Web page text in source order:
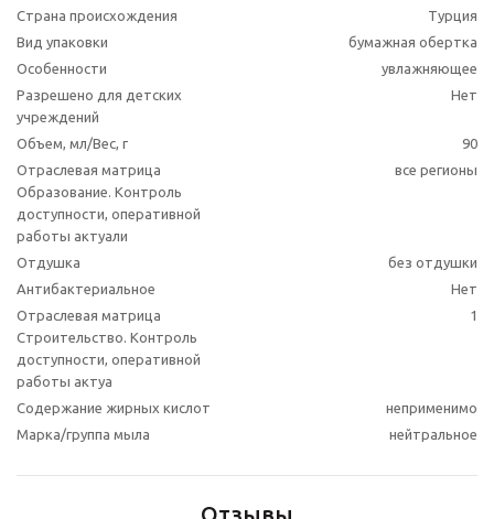
Страна происхождения
Турция
Вид упаковки
бумажная обертка
Особенности
увлажняющее
Разрешено для детских
учреждений
Нет
Объем, мл/Вес, г
90
Отраслевая матрица
Образование. Контроль
доступности, оперативной
работы актуали
все регионы
Отдушка
без отдушки
Антибактериальное
Нет
Отраслевая матрица
Строительство. Контроль
доступности, оперативной
работы актуа
1
Содержание жирных кислот
неприменимо
Марка/группа мыла
нейтральное